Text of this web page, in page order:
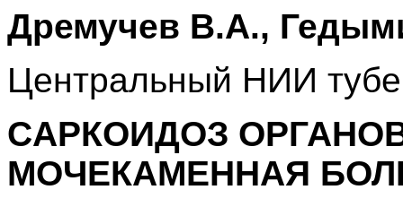
Дремучев В.А.,
Центpальный НИИ
CАPКОИДОЗ
МОЧЕКАМЕННАЯ